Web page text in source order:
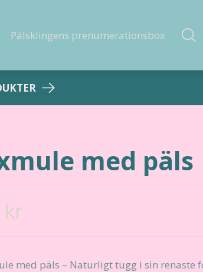
Pälsklingens prenumerationsbox
med päls
kr
med päls – Naturligt tugg i sin renaste